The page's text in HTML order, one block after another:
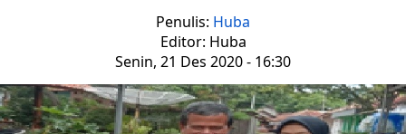
Penulis: Huba
Editor: Huba
Senin, 21 Des 2020 - 16:30